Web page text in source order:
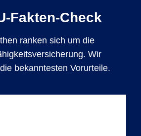
Fakten-Check
ranken sich um die
Wir
bekanntesten Vorurteile.